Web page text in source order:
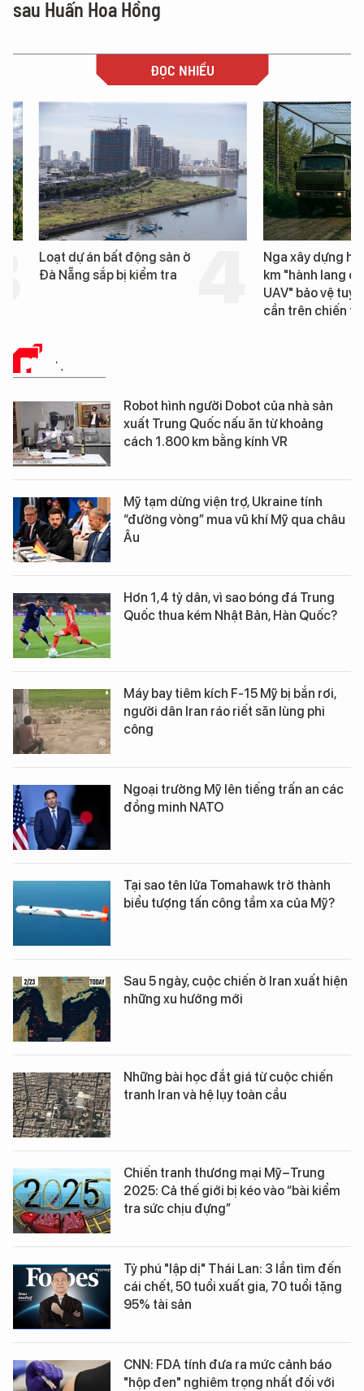
sau Huấn Hoa Hồng
ĐỌC NHIỀU
Loạt dự án bất động sản ở
Đà Nẵng sắp bị kiểm tra
Nga xây dựng hơn
km "hành lang chống
UAV" bảo vệ tuyến
cần trên chiến trường
PHÂN TÍCH
Robot hình người Dobot của nhà sản
xuất Trung Quốc nấu ăn từ khoảng
cách 1.800 km bằng kính VR
Mỹ tạm dừng viện trợ, Ukraine tính
“đường vòng” mua vũ khí Mỹ qua châu
Âu
Hơn 1,4 tỷ dân, vì sao bóng đá Trung
Quốc thua kém Nhật Bản, Hàn Quốc?
Máy bay tiêm kích F-15 Mỹ bị bắn rơi,
người dân Iran ráo riết săn lùng phi
công
Ngoại trưởng Mỹ lên tiếng trấn an các
đồng minh NATO
Tại sao tên lửa Tomahawk trở thành
biểu tượng tấn công tầm xa của Mỹ?
Sau 5 ngày, cuộc chiến ở Iran xuất hiện
những xu hướng mới
Những bài học đắt giá từ cuộc chiến
tranh Iran và hệ lụy toàn cầu
Chiến tranh thương mại Mỹ–Trung
2025: Cả thế giới bị kéo vào “bài kiểm
tra sức chịu đựng”
Tỷ phú "lập dị" Thái Lan: 3 lần tìm đến
cái chết, 50 tuổi xuất gia, 70 tuổi tặng
95% tài sản
CNN: FDA tính đưa ra mức cảnh báo
"hộp đen" nghiêm trọng nhất đối với